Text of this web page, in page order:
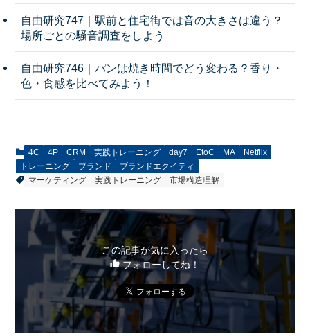
自由研究747｜駅前と住宅街では音の大きさは違う？
場所ごとの騒音調査をしよう
自由研究746｜パンは焼き時間でどう変わる？香り・
色・食感を比べてみよう！
4C 4P CRM 実践トレーニング day7 EtoC MA
Netflix
トレーニング
ブランド
ブランドエクイティ
マーケティング
実践トレーニング 市場構造理解
この記事が気に入ったら
フォローしてね！